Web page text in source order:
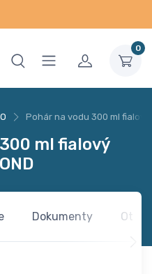
0
Pohár na vodu 300 ml fialový
ml fialový
Dokumenty